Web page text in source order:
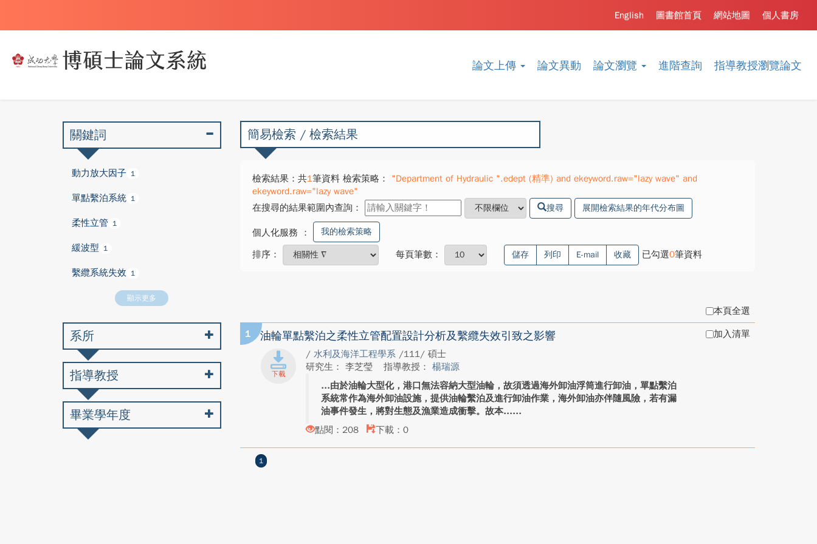
論文上傳 論文異動 論文瀏覽 進階查詢 指導教授瀏覽論文
個人書房
網站地圖
圖書館首頁
English
簡易檢索 / 檢索結果
檢索結果：共1筆資料 檢索策略：
"Department of Hydraulic ".edept (精準) and ekeyword.raw="lazy wave" and
ekeyword.raw="lazy wave"
在搜尋的結果範圍內查詢：
搜尋 展開檢索結果的年代分布圖
個人化服務 ： 我的檢索策略
排序： 每頁筆數： 儲存 列印 E-mail 收藏 已勾選0筆資料
本頁全選
1 油輪單點繫泊之柔性立管配置設計分析及繫纜失效引致之影響
/ 水利及海洋工程學系 /111/ 碩士
研究生： 李芝瑩
指導教授： 楊瑞源
由於油輪大型化，港口無法容納大型油輪，故須透過海外卸油浮筒進行卸油，單點繫泊
系統常作為海外卸油設施，提供油輪繫泊及進行卸油作業，海外卸油亦伴隨風險，若有漏
油事件發生，將對生態及漁業造成衝擊。故本...
點閱：208
下載：0
加入清單
1
關鍵詞
動力放大因子 1
單點繫泊系統 1
柔性立管 1
緩波型 1
繫纜系統失效 1
顯示更多
系所
指導教授
畢業學年度